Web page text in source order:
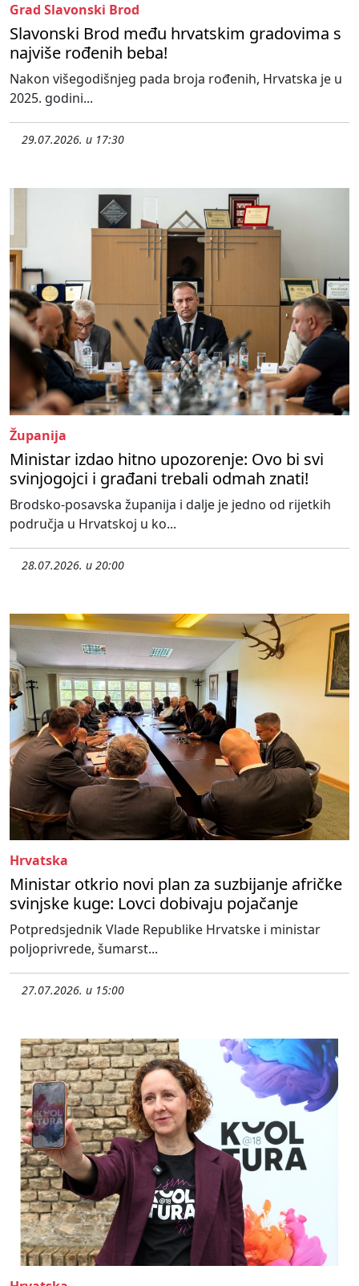
Grad Slavonski Brod
Slavonski Brod među hrvatskim gradovima s
najviše rođenih beba!
Nakon višegodišnjeg pada broja rođenih, Hrvatska je u
2025. godini...
29.07.2026. u 17:30
Županija
Ministar izdao hitno upozorenje: Ovo bi svi
svinjogojci i građani trebali odmah znati!
Brodsko-posavska županija i dalje je jedno od rijetkih
područja u Hrvatskoj u ko...
28.07.2026. u 20:00
Hrvatska
Ministar otkrio novi plan za suzbijanje afričke
svinjske kuge: Lovci dobivaju pojačanje
Potpredsjednik Vlade Republike Hrvatske i ministar
poljoprivrede, šumarst...
27.07.2026. u 15:00